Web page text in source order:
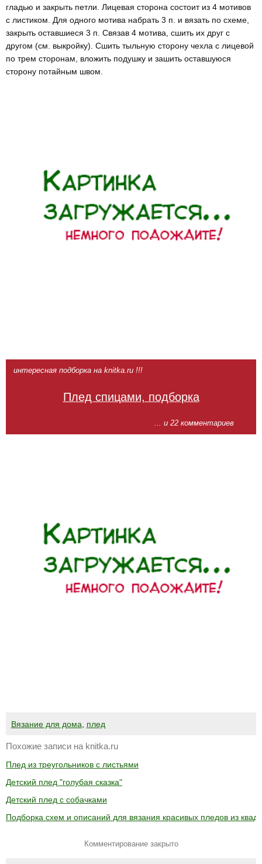
гладью и закрыть петли. Лицевая сторона состоит из 4 мотивов
с листиком. Для одного моти­ва набрать 3 п. и вязать по схеме,
за­крыть оставшиеся 3 п. Связав 4 мотива, сшить их друг с
другом (см. выкройку). Сшить тыльную сторону чехла с лицевой
по трем сторонам, вложить подушку и зашить оставшуюся
сторону потайным швом.
интересная подборка на knitka.ru !!!
Плед спицами, подборка
... и 22 комментариев
Вязание для дома плед
Похожие записи на knitka.ru
Плед из треугольников с листьями
Детский плед "голубая сказка"
Детский плед с собачками
Подборка схем и описаний для вязания красивых пледов из
Комментирование закрыто